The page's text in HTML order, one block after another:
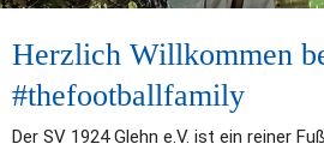
Herzlich Willkommen
#thefootballfamily
Der SV 1924 Glehn e.V. ist ein reiner